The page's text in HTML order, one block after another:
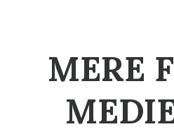
MERE